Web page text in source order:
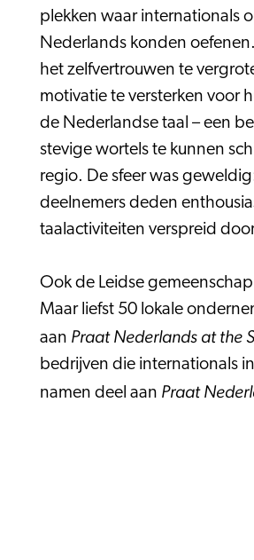
plekken waar internationals
Nederlands konden
het zelfvertrouwen te
motivatie te versterken voor
de Nederlandse taal – een
stevige wortels te kunnen
regio. De sfeer was
deelnemers deden
taalactiviteiten verspreid
Ook de Leidse
Maar liefst 50 lokale
aan Praat Nederlands at the
bedrijven die internationals
namen deel aan Praat